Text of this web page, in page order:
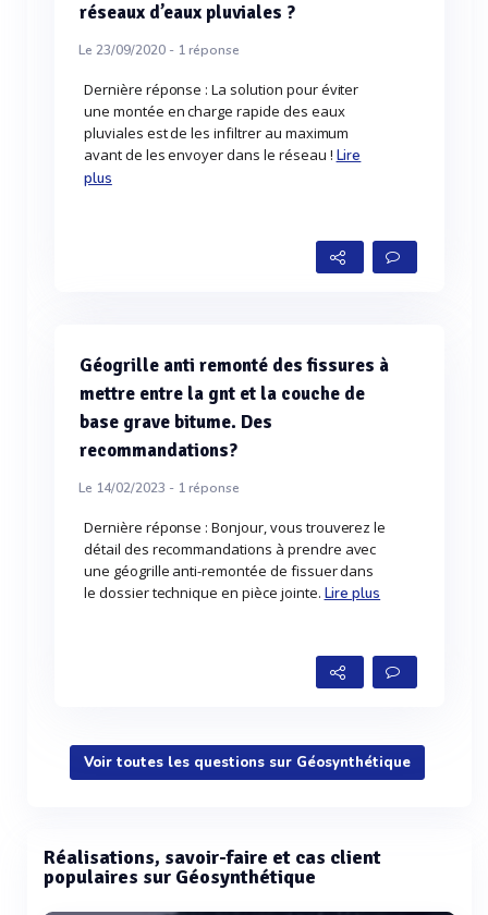
réseaux d’eaux pluviales ?
Le 23/09/2020 - 1réponse
Dernière réponse : La solution pour éviter
une montée en charge rapide des eaux
pluviales est de les infiltrer au maximum
avant de les envoyer dans le réseau ! Lire
plus
Géogrille anti remonté des fissures à
mettre entre la gnt et la couche de
base grave bitume. Des
recommandations?
Le 14/02/2023 - 1réponse
Dernière réponse : Bonjour, vous trouverez le
détail des recommandations à prendre avec
une géogrille anti-remontée de fissuer dans
le dossier technique en pièce jointe. Lire plus
Voir toutes les questions sur Géosynthétique
Réalisations, savoir-faire et cas client
populaires sur Géosynthétique